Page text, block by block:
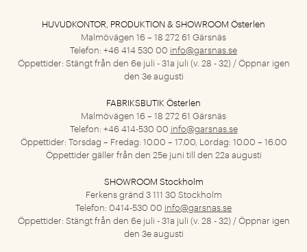
HUVUDKONTOR, PRODUKTION & SHOWROOM Österlen
Malmövägen 16 – 18 272 61 Gärsnäs
Telefon: +46 414 530 00 info@garsnas.se
Öppettider: Stängt från den 6e juli - 31a juli (v. 28 - 32) / Öppnar igen
den 3e augusti
FABRIKSBUTIK Österlen
Malmövägen 16 – 18 272 61 Gärsnäs
Telefon: +46 414-530 00 info@garsnas.se
Öppettider: Torsdag – Fredag: 10.00 – 17.00, Lördag: 10.00 – 16.00
Öppettider gäller från den 25e juni till den 22a augusti
SHOWROOM Stockholm
Ferkens gränd 3111 30 Stockholm
Telefon: 0414-530 00 info@garsnas.se
Öppettider: Stängt från den 6e juli - 31a juli (v. 28 - 32) / Öppnar igen
den 3e augusti